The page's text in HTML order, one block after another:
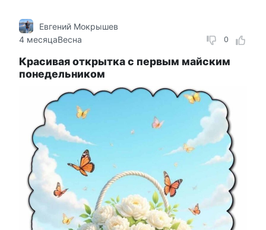
0
Евгений Мокрышев
4 месяцаВесна
Красивая открытка с первым майским
понедельником